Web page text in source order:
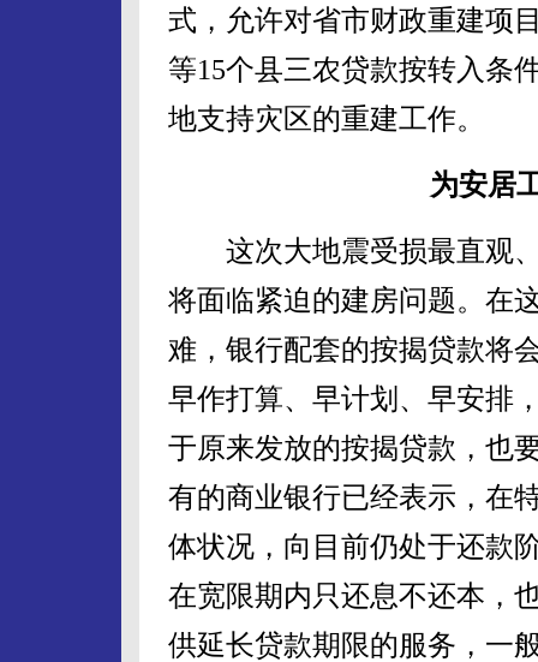
式，允许对省市财政重建项
等15个县三农贷款按转入条
地支持灾区的重建工作。
为安居
这次大地震受损最直观、
将面临紧迫的建房问题。在
难，银行配套的按揭贷款将
早作打算、早计划、早安排
于原来发放的按揭贷款，也
有的商业银行已经表示，在
体状况，向目前仍处于还款
在宽限期内只还息不还本，
供延长贷款期限的服务，一